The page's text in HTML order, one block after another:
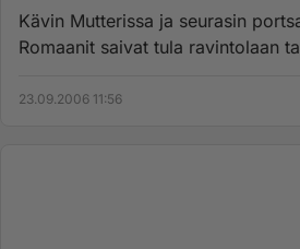
Kävin Mutterissa ja seurasin
Romaanit saivat tula ravintolaan
23.09.2006 11:56